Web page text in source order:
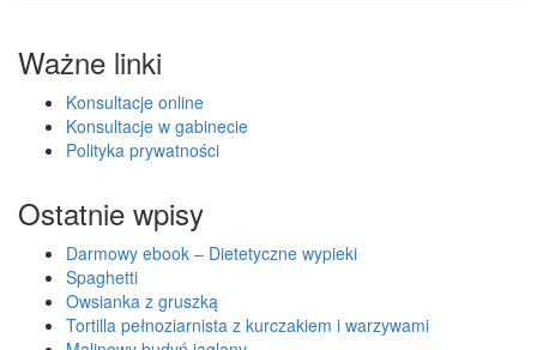
Ważne linki
Konsultacje online
Konsultacje w gabinecie
Polityka prywatności
Ostatnie wpisy
Darmowy ebook – Dietetyczne wypieki
Spaghetti
Owsianka z gruszką
Tortilla pełnoziarnista z kurczakiem i warzywami